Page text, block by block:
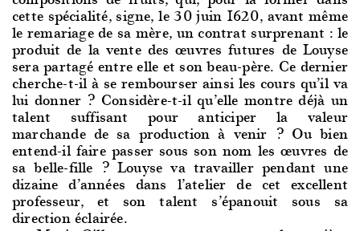
cette spécialité, signe, le 30 juin 1620, avant même
le remariage de sa mère, un contrat surprenant : le
produit de la vente des œuvres futures de Louyse
sera partagé entre elle et son beau-père. Ce dernier
cherche-t-il à se rembourser ainsi les cours qu’il va
lui donner ? Considère-t-il qu’elle montre déjà un
talent suffisant pour anticiper la valeur
marchande de sa production à venir ? Ou bien
entend-il faire passer sous son nom les œuvres de
sa belle-fille ? Louyse va travailler pendant une
dizaine d’années dans l’atelier de cet excellent
professeur, et son talent s’épanouit sous sa
direction éclairée.